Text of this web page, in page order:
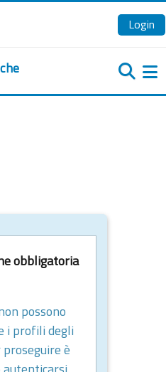
Login
obbligatoria
possono
i profili degli
è